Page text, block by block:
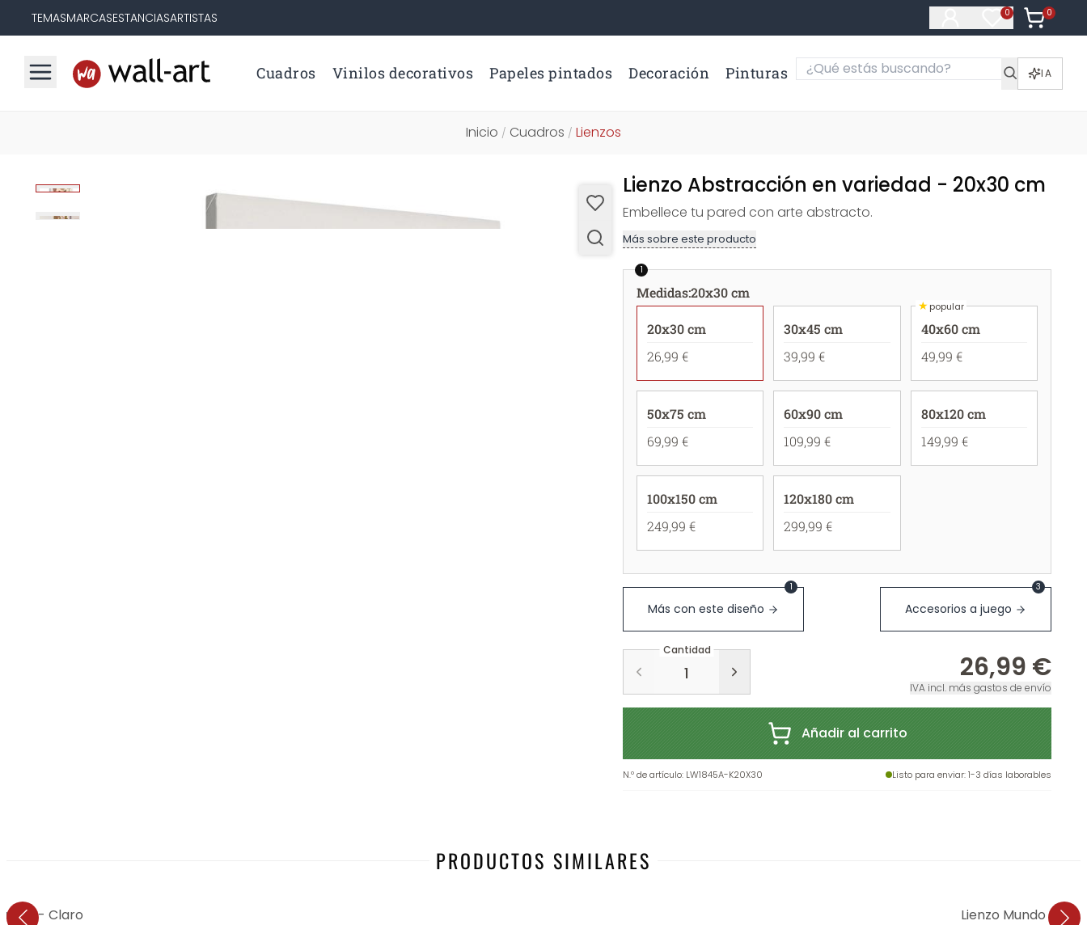
TEMASMARCASESTANCIASARTISTAS 0
Artículos en
0
Artículos
Cuadros Vinilos decorativos Papeles pintados Decoración Pinturas IA
Inicio / Cuadros / Lienzos
Lienzo Abstracción en variedad - 20x30 cm
Embellece tu pared con arte abstracto.
Más sobre este producto
1
Medidas:20x30 cm
20x30 cm
26,99 €
30x45 cm
39,99 €
★popular
40x60 cm
49,99 €
50x75 cm
69,99 €
60x90 cm
109,99 €
80x120 cm
149,99 €
100x150 cm
249,99 €
120x180 cm
299,99 €
Más con este diseño
1
Accesorios a juego
3
Cantidad
26,99 €
IVA incl. más gastos de envío
Añadir al carrito
N.º de artículo: LW1845A-K20X30 Listo para enviar: 1-3 días laborables
PRODUCTOS SIMILARES
- Claro
Lienzo Mundo de